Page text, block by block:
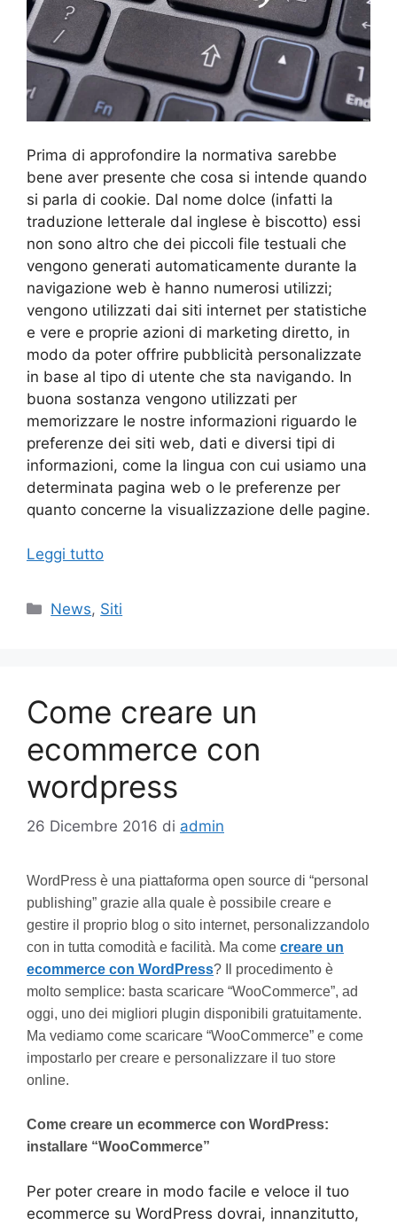
Prima di approfondire la normativa sarebbe
bene aver presente che cosa si intende quando
si parla di cookie. Dal nome dolce (infatti la
traduzione letterale dal inglese è biscotto) essi
non sono altro che dei piccoli file testuali che
vengono generati automaticamente durante la
navigazione web è hanno numerosi utilizzi;
vengono utilizzati dai siti internet per statistiche
e vere e proprie azioni di marketing diretto, in
modo da poter offrire pubblicità personalizzate
in base al tipo di utente che sta navigando. In
buona sostanza vengono utilizzati per
memorizzare le nostre informazioni riguardo le
preferenze dei siti web, dati e diversi tipi di
informazioni, come la lingua con cui usiamo una
determinata pagina web o le preferenze per
quanto concerne la visualizzazione delle pagine.
Leggi tutto
Categorie
News, Siti
Come creare un
ecommerce con
wordpress
26 Dicembre 2016 di admin
WordPress è una piattaforma open source di “personal
publishing” grazie alla quale è possibile creare e
gestire il proprio blog o sito internet, personalizzandolo
con in tutta comodità e facilità. Ma come creare un
ecommerce con WordPress? Il procedimento è
molto semplice: basta scaricare “WooCommerce”, ad
oggi, uno dei migliori plugin disponibili gratuitamente.
Ma vediamo come scaricare “WooCommerce” e come
impostarlo per creare e personalizzare il tuo store
online.
Come creare un ecommerce con WordPress:
installare “WooCommerce”
Per poter creare in modo facile e veloce il tuo
ecommerce su WordPress dovrai, innanzitutto,